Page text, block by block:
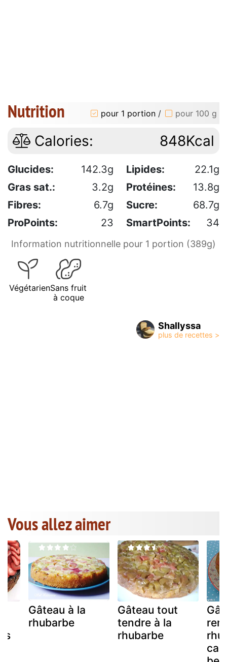
Nutrition pour 1 portion / pour 100 g
Calories: 848Kcal
Glucides: 142.3g Lipides:
22.1g
Gras sat.:
3.2g Protéines:
13.8g
Fibres:
6.7g Sucre:
68.7g
ProPoints:
23 SmartPoints: 34
Information nutritionnelle pour 1 portion (389g)
VégétarienSans fruit
à coque
Shallyssa
Vous allez aimer
Gâteau à la
rhubarbe
Gâteau tout
tendre à la
rhubarbe